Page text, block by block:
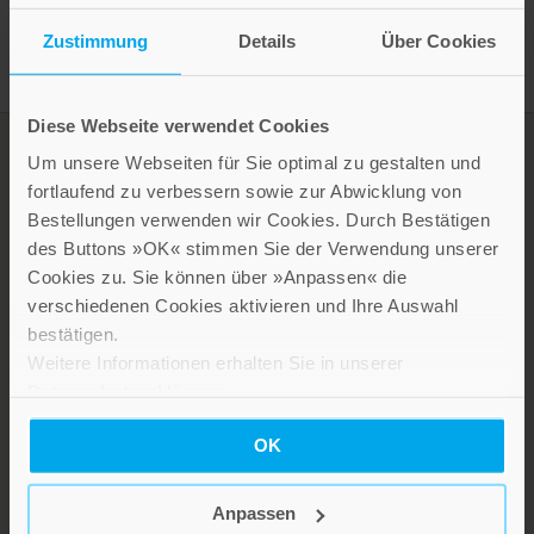
Zustimmung Details Über Cookies
Diese Webseite verwendet Cookies
Um unsere Webseiten für Sie optimal zu gestalten und
fortlaufend zu verbessern sowie zur Abwicklung von
Bestellungen verwenden wir Cookies. Durch Bestätigen
des Buttons »OK« stimmen Sie der Verwendung unserer
Cookies zu. Sie können über »Anpassen« die
verschiedenen Cookies aktivieren und Ihre Auswahl
bestätigen.
Weitere Informationen erhalten Sie in unserer
OK
Anpassen
LEBE GUT MAGAZIN
KARRIERE
KUNDENINFO